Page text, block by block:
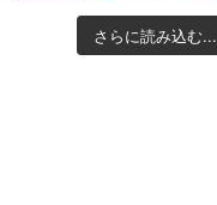
さらに読み込む...